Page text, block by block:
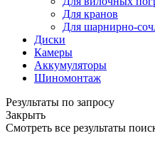
Для кранов
Для шарнирно-
Диски
Камеры
Аккумуляторы
Шиномонтаж
Результаты по запросу
Закрыть
Смотреть все результаты